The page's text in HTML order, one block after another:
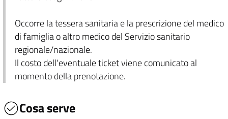
Occorre la tessera sanitaria e la prescrizione del medico
di famiglia o altro medico del Servizio sanitario
regionale/nazionale.
Il costo dell'eventuale ticket viene comunicato al
momento della prenotazione.
Cosa serve